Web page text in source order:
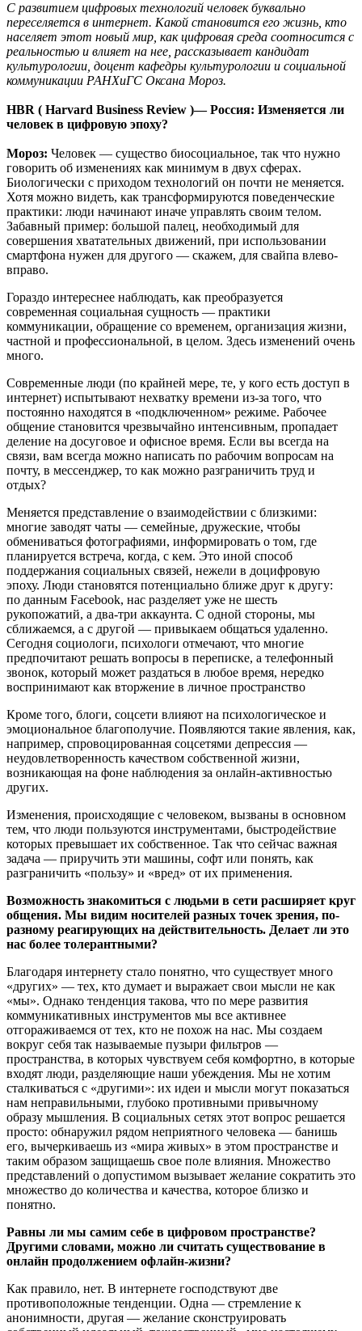
С развитием цифровых технологий человек буквально
переселяется в интернет. Какой становится его жизнь, кто
населяет этот новый мир, как цифровая среда соотносится с
реальностью и влияет на нее, рассказывает кандидат
культурологии, доцент кафедры культурологии и социальной
коммуникации РАНХиГС Оксана Мороз.
HBR ( Harvard Business Review )— Россия: Изменяется ли
человек в цифровую эпоху?
Мороз: Человек — существо биосоциальное, так что нужно
говорить об изменениях как минимум в двух сферах.
Биологически с приходом технологий он почти не меняется.
Хотя можно видеть, как трансформируются поведенческие
практики: люди начинают иначе управлять своим телом.
Забавный пример: большой палец, необходимый для
совершения хватательных движений, при использовании
смартфона нужен для другого — скажем, для свайпа влево-
вправо.
Гораздо интереснее наблюдать, как преобразуется
современная социальная сущность — практики
коммуникации, обращение со временем, организация жизни,
частной и профессиональной, в целом. Здесь изменений очень
много.
Современные люди (по крайней мере, те, у кого есть доступ в
интернет) испытывают нехватку времени из-за того, что
постоянно находятся в «подключенном» режиме. Рабочее
общение становится чрезвычайно интенсивным, пропадает
деление на досуговое и офис­ное время. Если вы всегда на
связи, вам всегда можно написать по рабочим вопросам на
почту, в мессенджер, то как можно разграничить труд и
отдых?
Меняется представление о взаимодействии с близкими:
многие заводят чаты — семейные, дружеские, чтобы
обмениваться фотографиями, информировать о том, где
планируется встреча, когда, с кем. Это иной способ
поддержания социальных связей, нежели в доцифровую
эпоху. Люди становятся потенциально ближе друг к другу:
по дан­ным Facebook, нас разделяет уже не шесть
рукопожатий, а два-три аккаунта. С одной стороны, мы
сближаемся, а с другой — привыкаем общаться удаленно.
Сегодня социологи, психологи отмечают, что многие
предпочитают решать вопросы в переписке, а телефонный
звонок, который может раздаться в любое время, нередко
воспринимают как вторжение в личное пространство
Кроме того, блоги, соцсети влияют на психологическое и
эмоциональное благополучие. Появляются такие явления, как,
например, спровоцированная соцсетями депрессия —
неудовлетворенность качеством собственной жизни,
возникающая на фоне наблюдения за онлайн-активностью
других.
Изменения, происходящие с человеком, вызваны в основном
тем, что люди пользуются инструментами, быстродействие
которых превышает их собственное. Так что сейчас важная
задача — приручить эти машины, софт или понять, как
разграничить «пользу» и «вред» от их применения.
Возможность знакомиться с людьми в сети расширяет круг
общения. Мы видим носителей разных точек зрения, по-
разному реагирующих на действительность. Делает ли это
нас более толерантными?
Благодаря интернету стало понятно, что существует много
«других» — тех, кто думает и выражает свои мысли не как
«мы». Однако тенденция такова, что по мере развития
коммуникативных инструментов мы все активнее
отгораживаемся от тех, кто не похож на нас. Мы создаем
вокруг себя так называемые пузыри фильтров —
пространства, в которых чувствуем себя комфортно, в которые
входят люди, разделяющие наши убеждения. Мы не хотим
сталкиваться с «другими»: их идеи и мысли могут показаться
нам неправильными, глубоко противными привычному
образу мышления. В социальных сетях этот вопрос решается
просто: обнаружил рядом неприятного человека — банишь
его, вычеркиваешь из «мира живых» в этом пространстве и
таким образом защищаешь свое поле влияния. Множество
представлений о допустимом вызывает желание сократить это
множество до количества и качества, которое близко и
понятно.
Равны ли мы самим себе в цифровом пространстве?
Другими словами, можно ли считать существование в
онлайн продолжением офлайн-жизни?
Как правило, нет. В интернете господствуют две
противоположные тенденции. Одна — стремление к
анонимности, другая — желание сконструировать